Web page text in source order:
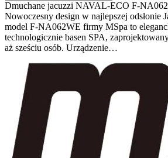
Dmuchane jacuzzi NAVAL-ECO F-
Nowoczesny design w najlepszej odsłonie
model F-NA062WE firmy MSpa to
technologicznie basen SPA,
aż sześciu osób. Urządzenie…